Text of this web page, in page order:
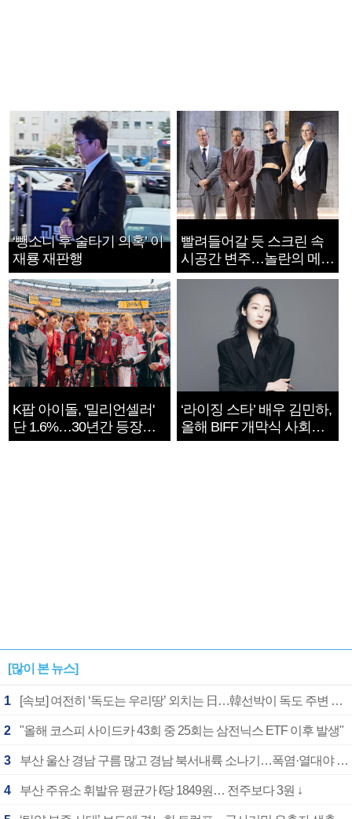
‘뺑소니 후 술타기 의혹’ 이
재룡 재판행
빨려들어갈 듯 스크린 속
시공간 변주…놀란의 메시
지는 ‘전쟁 속죄’
K팝 아이돌, '밀리언셀러'
단 1.6%…30년간 등장
1182개팀 전수조사
‘라이징 스타’ 배우 김민하,
올해 BIFF 개막식 사회자
확정
[많이 본 뉴스]
1 [속보] 여전히 ‘독도는 우리땅’ 외치는 日…韓선박이 독도 주변 해양조사 활동하자 반발
2 "올해 코스피 사이드카 43회 중 25회는 삼전닉스 ETF 이후 발생"
3 부산 울산 경남 구름 많고 경남 북서내륙 소나기…폭염·열대야 계속
4 부산 주유소 휘발유 평균가 ℓ당 1849원… 전주보다 3원 ↓